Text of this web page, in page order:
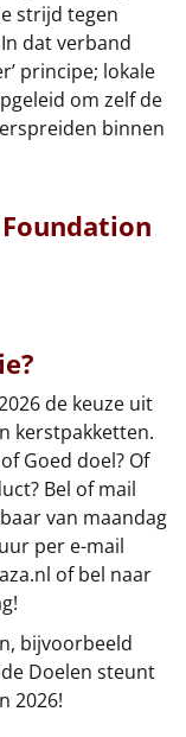
strijd tegen
dat verband
principe; lokale
om zelf de
binnen
Foundation
de keuze uit
kerstpakketten.
Goed doel? Of
Bel of mail
van maandag
per e-mail
of bel naar
bijvoorbeeld
Doelen steunt
2026!